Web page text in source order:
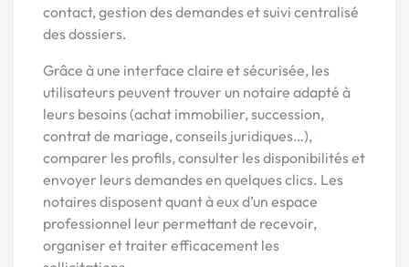
contact, gestion des demandes et suivi centralisé
des dossiers.
Grâce à une interface claire et sécurisée, les
utilisateurs peuvent trouver un notaire adapté à
leurs besoins (achat immobilier, succession,
contrat de mariage, conseils juridiques…),
comparer les profils, consulter les disponibilités et
envoyer leurs demandes en quelques clics. Les
notaires disposent quant à eux d’un espace
professionnel leur permettant de recevoir,
organiser et traiter efficacement les